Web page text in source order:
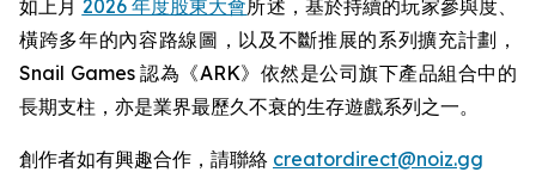
如上月 2026 年度股東大會所述，基於持續的玩家參與度、
橫跨多年的內容路線圖，以及不斷推展的系列擴充計劃，
Snail Games 認為《ARK》依然是公司旗下產品組合中的
長期支柱，亦是業界最歷久不衰的生存遊戲系列之一。
創作者如有興趣合作，請聯絡 creatordirect@noiz.gg